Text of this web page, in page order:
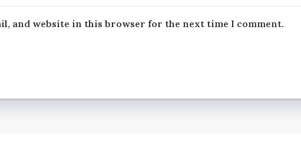
and website in this browser for the next time I comment.